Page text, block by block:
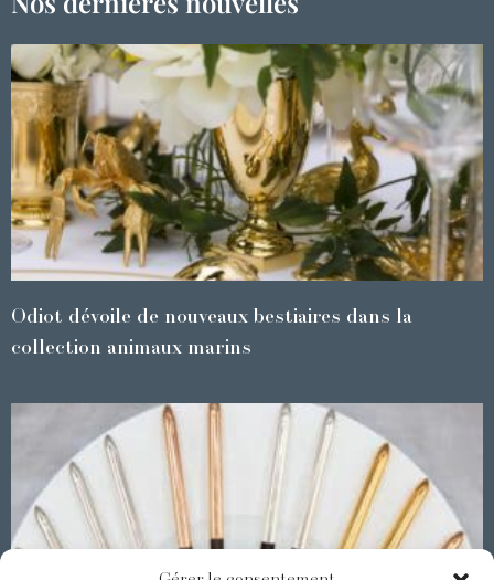
Odiot dévoile de nouveaux bestiaires dans la
collection animaux marins